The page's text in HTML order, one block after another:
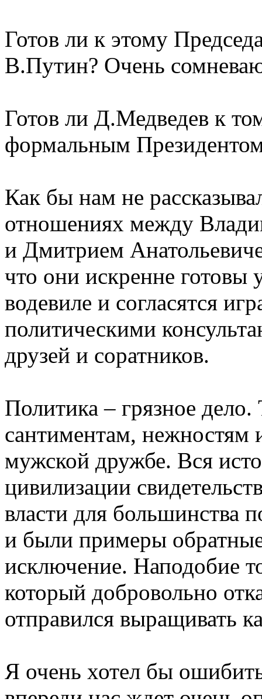
Готов ли к этому
В.Путин? Очень
Готов ли Д.Медведев к
формальным
Как бы нам не
отношениях между
и Дмитрием
что они искренне готовы
водевиле и согласятся
политическими
друзей и соратников.
Политика – грязное дело.
сантиментам, нежностям
мужской дружбе. Вся
цивилизации
власти для большинства
и были примеры
исключение. Наподобие
который добровольно
отправился выращивать
Я очень хотел бы